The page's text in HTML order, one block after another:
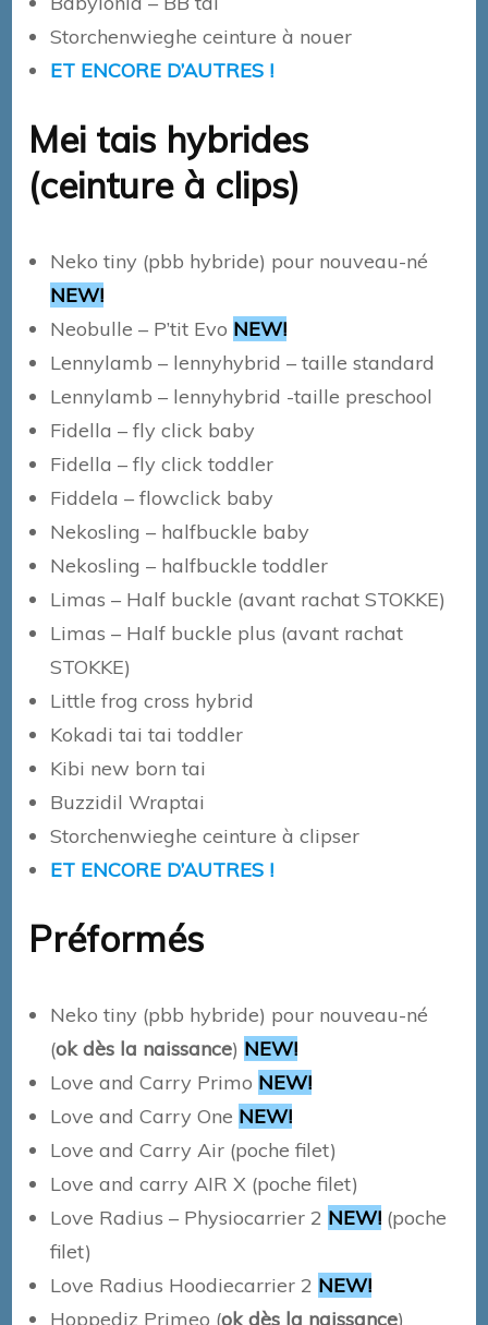
Storchenwieghe ceinture à nouer
ET ENCORE D’AUTRES !
Mei tais hybrides
(ceinture à clips)
Neko tiny (pbb hybride) pour nouveau-né
NEW!
Neobulle – P’tit Evo NEW!
Lennylamb – lennyhybrid – taille standard
Lennylamb – lennyhybrid -taille preschool
Fidella – fly click baby
Fidella – fly click toddler
Fiddela – flowclick baby
Nekosling – halfbuckle baby
Nekosling – halfbuckle toddler
Limas – Half buckle (avant rachat STOKKE)
Limas – Half buckle plus (avant rachat
STOKKE)
Little frog cross hybrid
Kokadi tai tai toddler
Kibi new born tai
Buzzidil Wraptai
Storchenwieghe ceinture à clipser
ET ENCORE D’AUTRES !
Préformés
Neko tiny (pbb hybride) pour nouveau-né
(ok dès la naissance) NEW!
Love and Carry Primo NEW!
Love and Carry One NEW!
Love and Carry Air (poche filet)
Love and carry AIR X (poche filet)
Love Radius – Physiocarrier 2 NEW! (poche
filet)
Love Radius Hoodiecarrier 2 NEW!
Hoppediz Primeo (ok dès la naissance)